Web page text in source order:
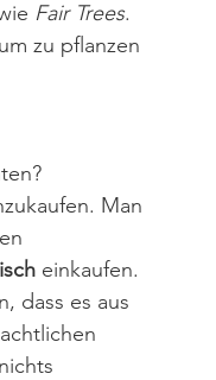
Fair Trees.
zu pflanzen
Man
einkaufen.
dass es aus